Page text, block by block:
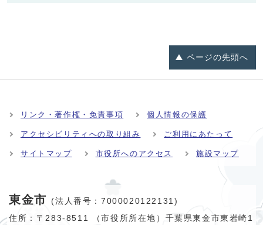
ページの先頭へ
リンク・著作権・免責事項 個人情報の保護
アクセシビリティへの取り組み ご利用にあたって
サイトマップ 市役所へのアクセス 施設マップ
東金市
(法人番号：7000020122131)
住所：〒283-8511 （市役所所在地）千葉県東金市東岩崎1